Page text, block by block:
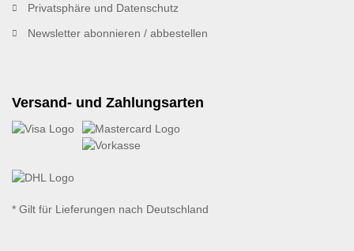
Privatsphäre und Datenschutz
Newsletter abonnieren / abbestellen
Versand- und Zahlungsarten
* Gilt für Lieferungen nach Deutschland